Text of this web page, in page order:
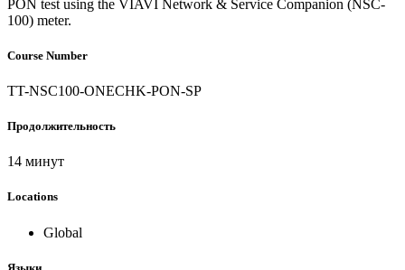
PON test using the VIAVI Network & Service Companion (NSC-
100) meter.
Course Number
TT-NSC100-ONECHK-PON-SP
Продолжительность
14 минут
Locations
Global